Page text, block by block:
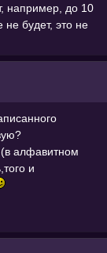
например, до 10
будет, это не
алфавитном
и